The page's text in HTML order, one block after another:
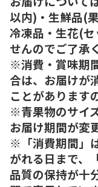
以内)・生鮮品(
冷凍品・生花(
せんのでご了承
※消費・賞味期
合は、お届けが
ことがあります
※青果物のサイ
お届け期間が変
※「消費期間」
がれる日まで、
品質の保持が十